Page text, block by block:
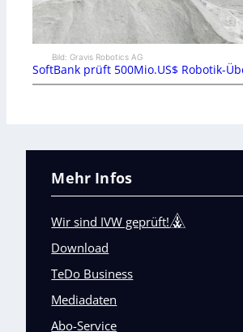
Bild: Gravis Robotics AG
SoftBank prüft 500Mio.US$ Robotik-
Mehr Infos
Wir sind IVW geprüft!
Download
TeDo Business
Mediadaten
Abo-Service